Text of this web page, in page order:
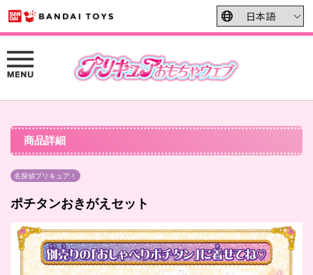
商品詳細
名探偵プリキュア！
ポチタンおきがえセット